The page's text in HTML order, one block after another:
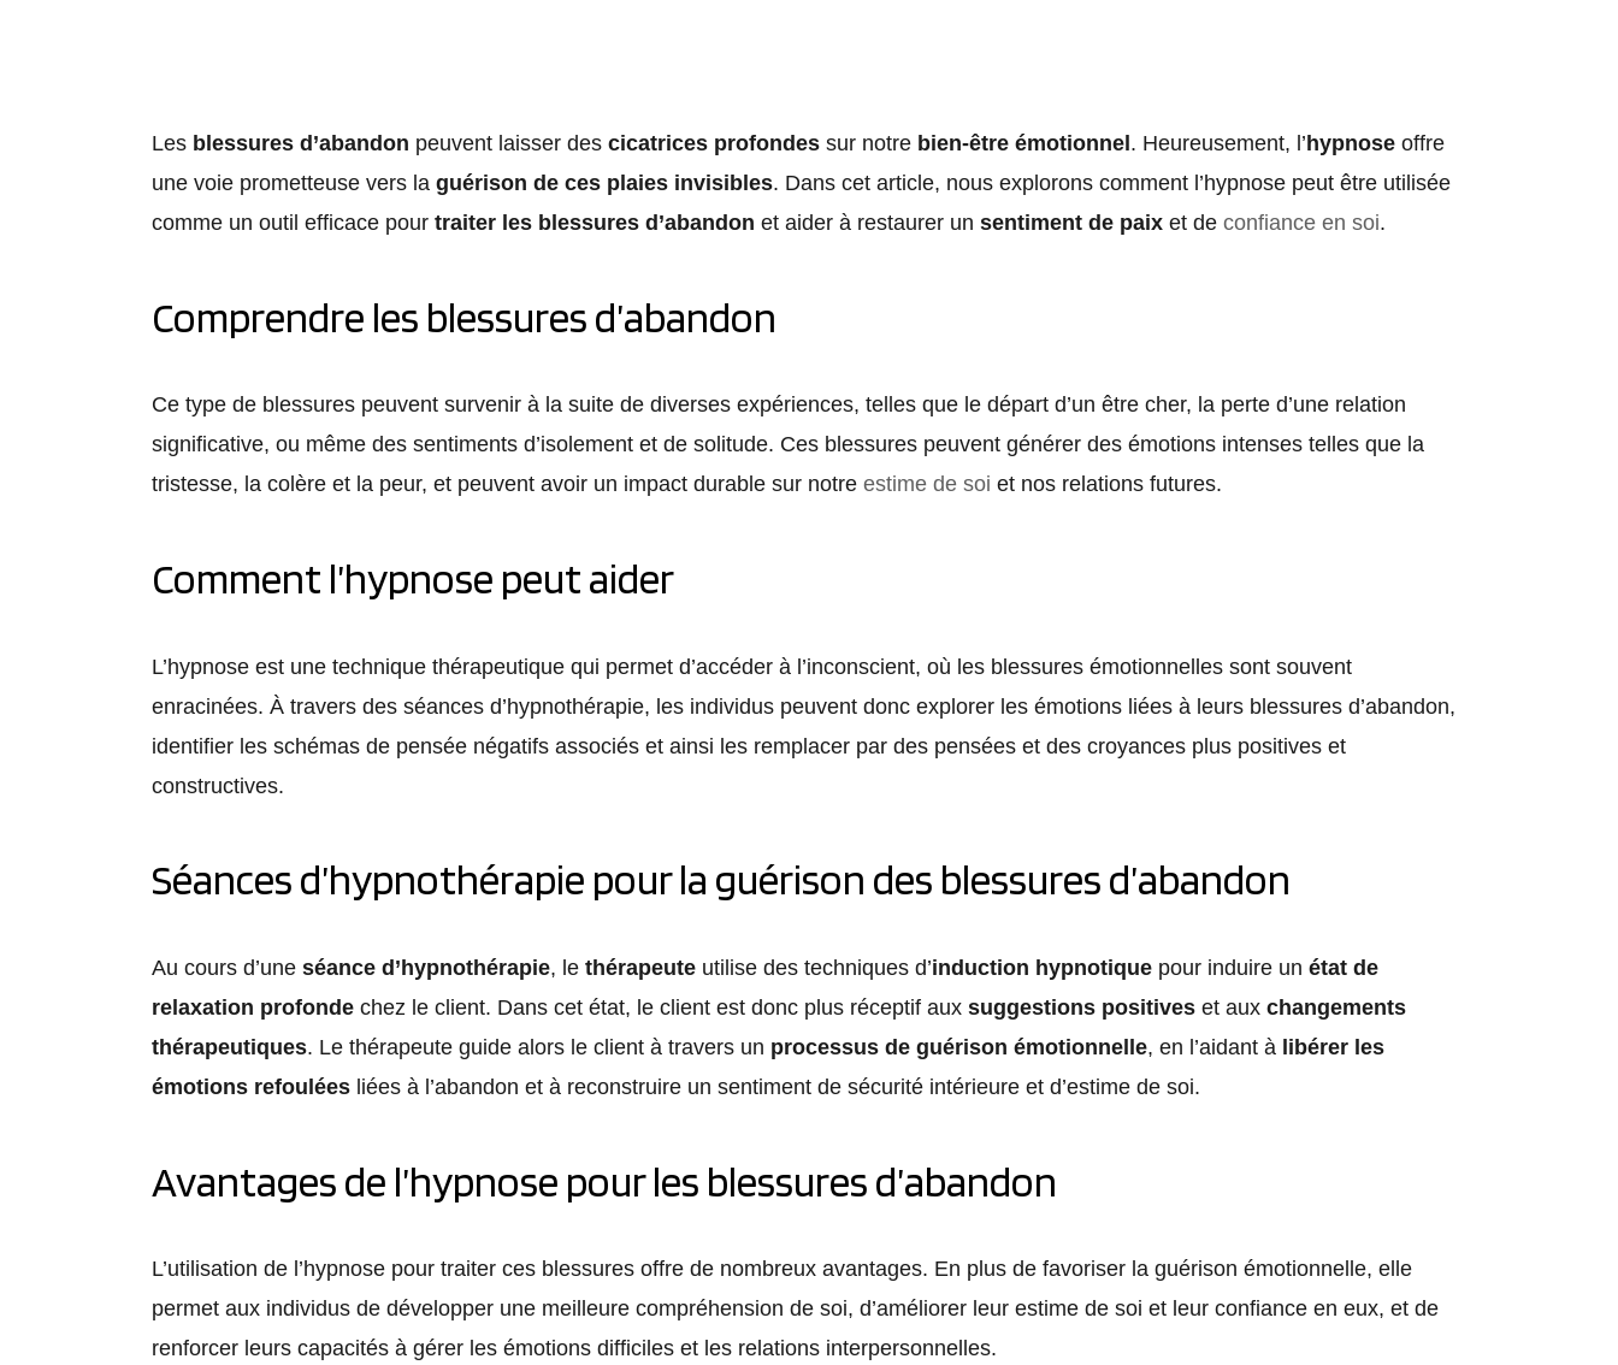
Les blessures d’abandon peuvent laisser des cicatrices profondes sur notre bien-être émotionnel . Heureusement, l’ hypnose offre
une voie prometteuse vers la guérison de ces plaies invisibles. Dans cet article, nous explorons comment l’hypnose peut être utilisée
comme un outil efficace pour traiter les blessures d’abandon et aider à restaurer un sentiment de paix et de confiance en soi.
Comprendre les blessures d’abandon
Ce type de blessures peuvent survenir à la suite de diverses expériences, telles que le départ d’un être cher, la perte d’une relation
significative, ou même des sentiments d’isolement et de solitude. Ces blessures peuvent générer des émotions intenses telles que la
tristesse, la colère et la peur, et peuvent avoir un impact durable sur notre estime de soi et nos relations futures.
Comment l’hypnose peut aider
L’hypnose est une technique thérapeutique qui permet d’accéder à l’inconscient, où les blessures émotionnelles sont souvent
enracinées. À travers des séances d’hypnothérapie, les individus peuvent donc explorer les émotions liées à leurs blessures d’abandon,
identifier les schémas de pensée négatifs associés et ainsi les remplacer par des pensées et des croyances plus positives et
constructives.
Séances d’hypnothérapie pour la guérison des blessures d’abandon
Au cours d’une séance d’hypnothérapie, le thérapeute utilise des techniques d’induction hypnotique pour induire un état de
relaxation profonde chez le client. Dans cet état, le client est donc plus réceptif aux suggestions positives et aux changements
thérapeutiques. Le thérapeute guide alors le client à travers un processus de guérison émotionnelle, en l’aidant à libérer les
émotions refoulées liées à l’abandon et à reconstruire un sentiment de sécurité intérieure et d’estime de soi.
Avantages de l’hypnose pour les blessures d’abandon
L’utilisation de l’hypnose pour traiter ces blessures offre de nombreux avantages. En plus de favoriser la guérison émotionnelle, elle
permet aux individus de développer une meilleure compréhension de soi, d’améliorer leur estime de soi et leur confiance en eux, et de
renforcer leurs capacités à gérer les émotions difficiles et les relations interpersonnelles.